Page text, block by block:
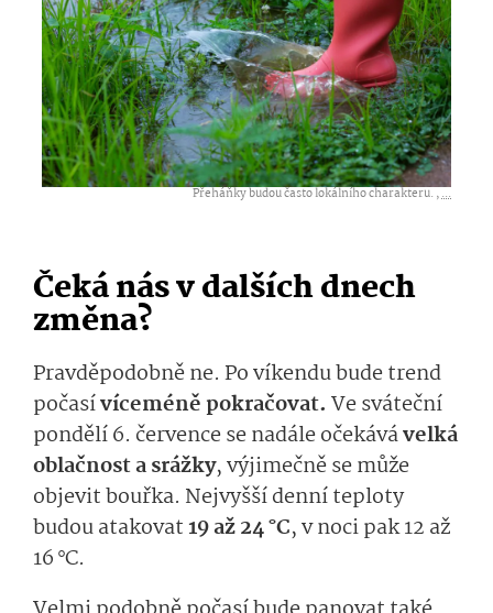
Přeháňky budou často lokálního charakteru. ,...
Čeká nás v dalších dnech
změna?
Pravděpodobně ne. Po víkendu bude trend
počasívíceméně pokračovat. Ve sváteční
pondělí 6. července se nadále očekávávelká
oblačnost a srážky, výjimečně se může
objevit bouřka. Nejvyšší denní teploty
budou atakovat19 až 24 °C, v noci pak 12 až
16 °C.